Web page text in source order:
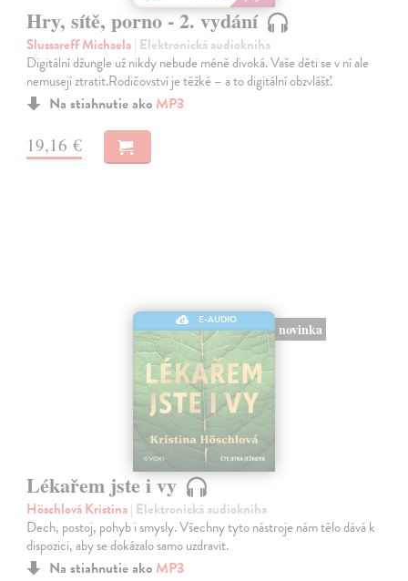
Hry, sítě, porno - 2. vydání
Slussareff Michaela| Elektronická audiokniha
Digitální džungle už nikdy nebude méně divoká. Vaše děti se v ní ale
nemusejí ztratit.Rodičovství je těžké – a to digitální obzvlášť.
Na stiahnutie ako MP3
19,16 €
E-AUDIO
novinka
Lékařem jste i vy
Höschlová Kristina| Elektronická audiokniha
Dech, postoj, pohyb i smysly. Všechny tyto nástroje nám tělo dává k
dispozici, aby se dokázalo samo uzdravit.
Na stiahnutie ako MP3